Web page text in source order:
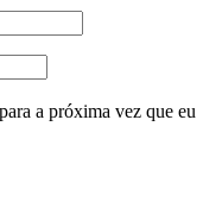
a próxima vez que eu